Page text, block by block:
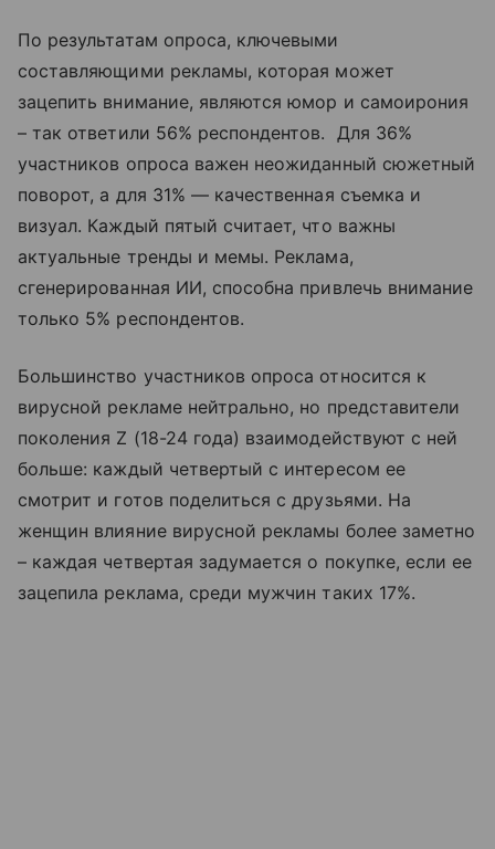
По результатам опроса, ключевыми
составляющими рекламы, которая может
зацепить внимание, являются юмор и самоирония
– так ответили 56% респондентов. Для 36%
участников опроса важен неожиданный сюжетный
поворот, а для 31% — качественная съемка и
визуал. Каждый пятый считает, что важны
актуальные тренды и мемы. Реклама,
сгенерированная ИИ, способна привлечь внимание
только 5% респондентов.
Большинство участников опроса относится к
вирусной рекламе нейтрально, но представители
поколения Z (18-24 года) взаимодействуют с ней
больше: каждый четвертый с интересом ее
смотрит и готов поделиться с друзьями. На
женщин влияние вирусной рекламы более заметно
– каждая четвертая задумается о покупке, если ее
зацепила реклама, среди мужчин таких 17%.